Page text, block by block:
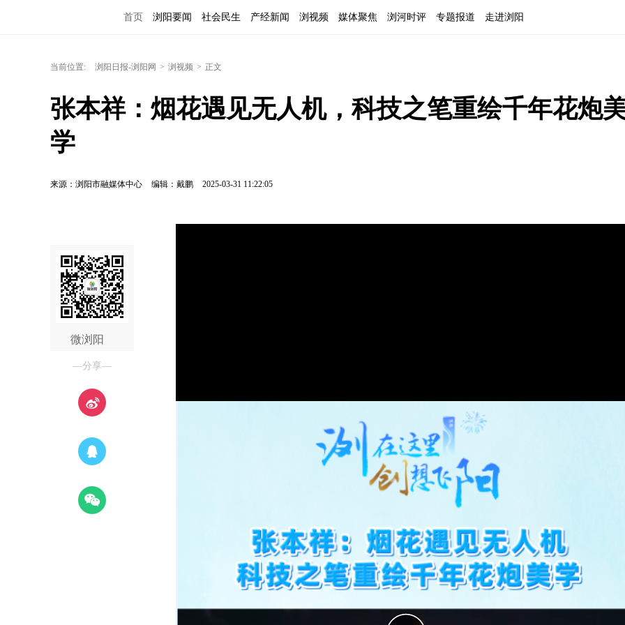
首页 浏阳要闻 社会民生 产经新闻 浏视频 媒体聚焦 浏河时评 专题报道 走进浏阳
当前位置: 浏阳日报-浏阳网 > 浏视频 > 正文
张本祥：烟花遇见无人机，科技之笔重绘千年花炮
学
来源：浏阳市融媒体中心 编辑：戴鹏 2025-03-31 11:22:05
微浏阳
—分享—